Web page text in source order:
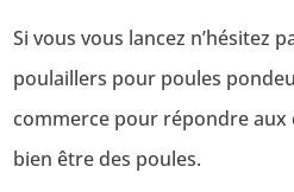
Si vous vous lancez n’hésitez
poulaillers pour poules
commerce pour répondre
bien être des poules.